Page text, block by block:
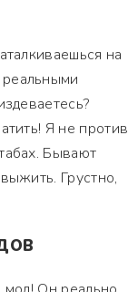
на
Я не против
Бывают
Грустно,